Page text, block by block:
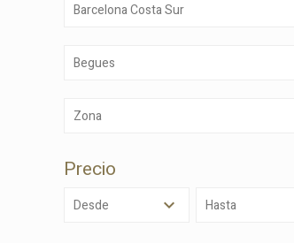
Barcelona Costa Sur
Begues
Zona
Precio
Desde Hasta